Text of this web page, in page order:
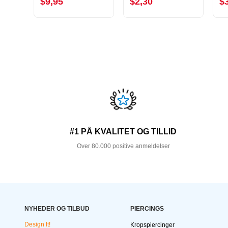
#1 PÅ KVALITET OG TILLID
Over 80.000 positive anmeldelser
NYHEDER OG TILBUD
Design It!
PIERCINGS
Kropspiercinger